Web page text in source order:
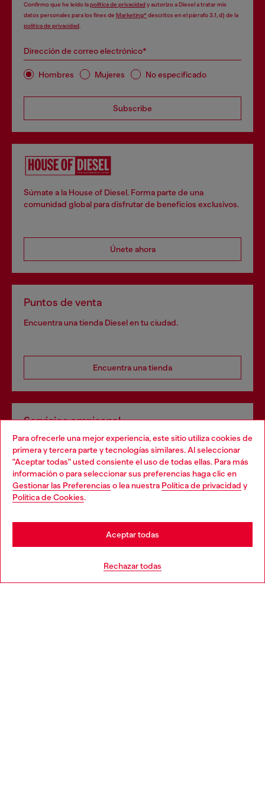
Para ofrecerle una mejor experiencia, este sitio utiliza cookies de
primera y tercera parte y tecnologías similares. Al seleccionar
"Aceptar todas" usted consiente el uso de todas ellas. Para más
información o para seleccionar sus preferencias haga clic en
Gestionar las Preferencias o lea nuestra Política de privacidad y
Política de Cookies.
Rechazar todas
Aceptar todas
Confirmo que he leído lapolítica de privacidady autorizo a Diesel a tratar mis
datos personales para los fines de Marketing*descritos en el párrafo 3.1, d) de la
política de privacidad
Dirección de correo electrónico*
Hombres Mujeres No especificado
Subscribe
Súmate a la House of Diesel. Forma parte de una
comunidad global para disfrutar de beneficios exclusivos.
Únete ahora
Puntos de venta
Encuentra una tienda Diesel en tu ciudad.
Encuentra una tienda
Servicios omnicanal
Descubre todos nuestros servicios, tanto en línea como
en la tienda.
Choose your location
You are currently browsing España website, but it seems you
may be based in United States